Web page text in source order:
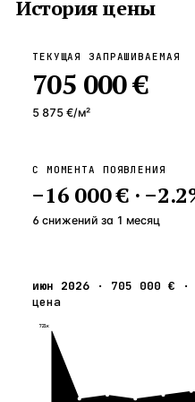
История цены
ТЕКУЩАЯ ЗАПРАШИВАЕМАЯ
705 000 €
5 875 €/м²
С МОМЕНТА ПОЯВЛЕНИЯ
−16 000 €· −2.2
6 снижений за 1 месяц
июн 2026 · 705 000 € ·
цена
721к